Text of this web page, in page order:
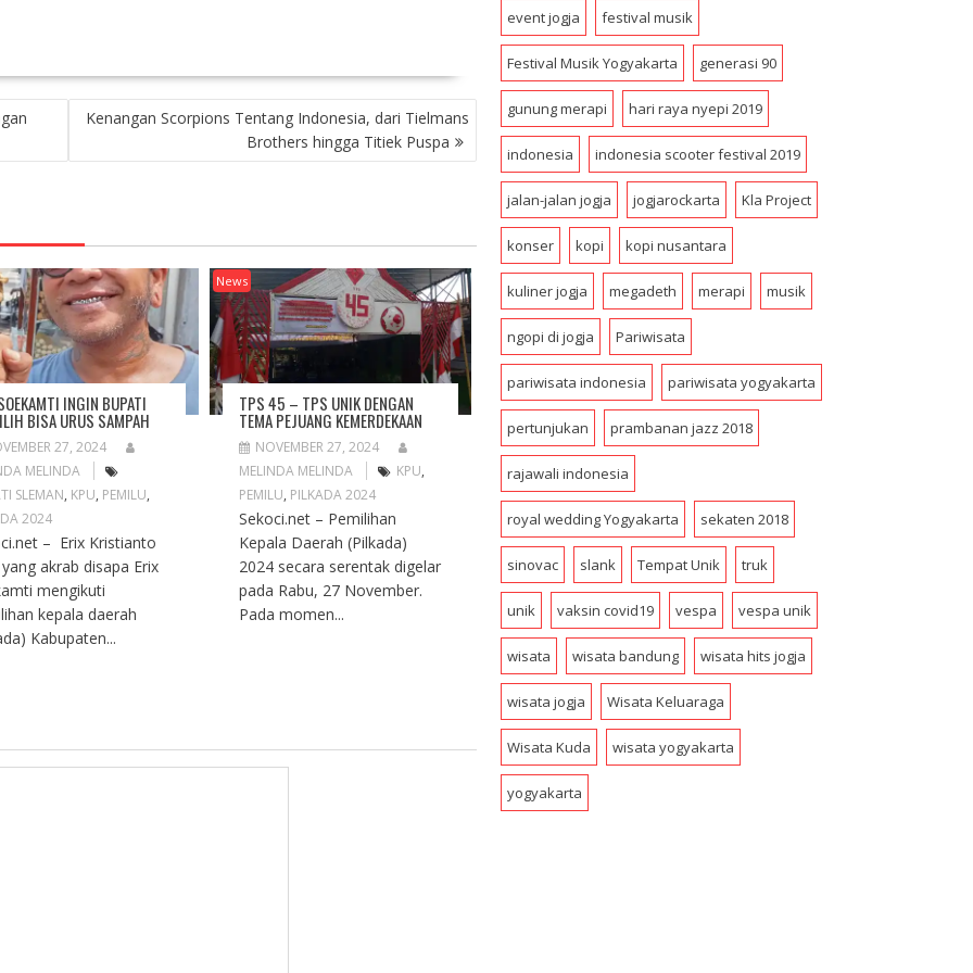
Kenangan Scorpions Tentang Indonesia, dari Tielmans
Brothers hingga Titiek Puspa
INGIN BUPATI
BISA URUS SAMPAH
27, 2024
MELINDA
SLEMAN, KPU, PEMILU,
2024
– Erix Kristianto
akrab disapa Erix
mengikuti
kepala daerah
Kabupaten...
News
TPS 45 – TPS UNIK DENGAN
TEMA PEJUANG KEMERDEKAAN
NOVEMBER 27, 2024
MELINDA MELINDA
KPU,
PEMILU, PILKADA 2024
Sekoci.net – Pemilihan
Kepala Daerah (Pilkada)
2024 secara serentak digelar
pada Rabu, 27 November.
Pada momen...
r
e
s
s
event jogja festival musik
Festival Musik Yogyakarta generasi 90
gunung merapi hari raya nyepi 2019
indonesia indonesia scooter festival 2019
jalan-jalan jogja jogjarockarta Kla Project
konser kopi kopi nusantara
kuliner jogja megadeth merapi musik
ngopi di jogja Pariwisata
pariwisata indonesia pariwisata yogyakarta
pertunjukan prambanan jazz 2018
rajawali indonesia
royal wedding Yogyakarta sekaten 2018
sinovac slank Tempat Unik truk
unik vaksin covid19 vespa vespa unik
wisata wisata bandung wisata hits jogja
wisata jogja Wisata Keluaraga
Wisata Kuda wisata yogyakarta
yogyakarta